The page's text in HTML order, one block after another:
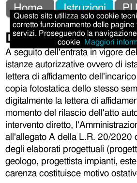
Salta
ai
contenuti.
|
Salta
alla
navigazione
Strumenti
personali
Sezioni
Home Istruzioni
Documentazione L.R.
A seguito dell'entrata in vigore
istanze autorizzative ovvero di
lettera di affidamento
copia fotostatica dello stesso
digitalmente la lettera di
momento del rilascio dell'atto
intervento diretto,
all'allegato A della L.R. 20/2020
degli elaborati progettuali
geologo, progettista impianti,
carenza costituisce motivo
Questo sito utilizza solo cookie
corretto funzionamento delle
servizi. Proseguendo la
cookie
Maggiori